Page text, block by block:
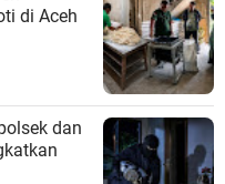
di Aceh
dan